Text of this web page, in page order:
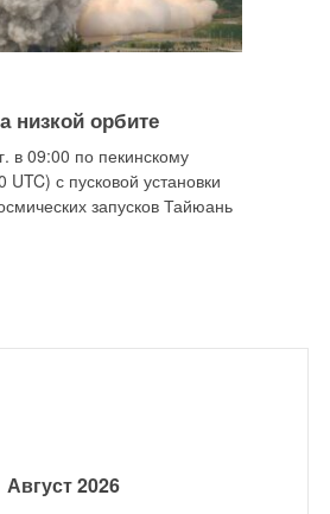
низкой орбите
в 09:00 по пекинскому
с пусковой установки
запусков Тайюань
Август 2026